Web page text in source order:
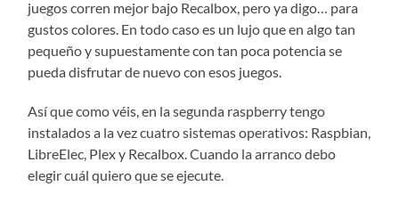
juegos corren mejor bajo Recalbox, pero ya digo… para
gustos colores. En todo caso es un lujo que en algo tan
pequeño y supuestamente con tan poca potencia se
pueda disfrutar de nuevo con esos juegos.
Así que como véis, en la segunda raspberry tengo
instalados a la vez cuatro sistemas operativos: Raspbian,
LibreElec, Plex y Recalbox. Cuando la arranco debo
elegir cuál quiero que se ejecute.